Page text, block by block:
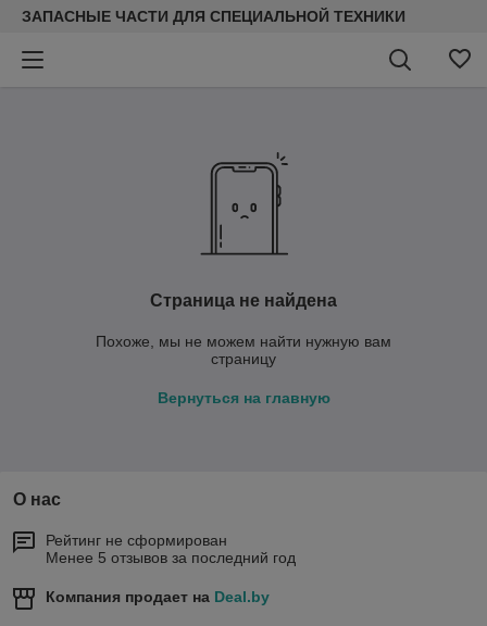
ЗАПАСНЫЕ ЧАСТИ ДЛЯ СПЕЦИАЛЬНОЙ ТЕХНИКИ
Страница не найдена
Похоже, мы не можем найти нужную вам
страницу
Вернуться на главную
О нас
Рейтинг не сформирован
Менее 5 отзывов за последний год
Компания продает на Deal.by